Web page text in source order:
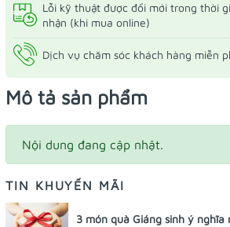
Lỗi kỹ thuật được đổi mới trong thời
nhận (khi mua online)
Dịch vụ chăm sóc khách hàng miễn
Mô tả sản phẩm
Nội dung đang cập nhật.
TIN KHUYẾN MÃI
3 món quà Giáng sinh ý